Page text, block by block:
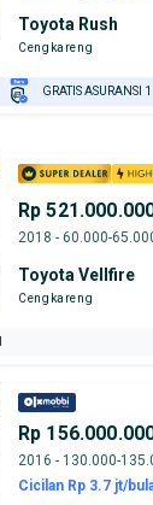
Toyota Rush
Cengkareng
GRATIS ASURANSI
Rp
2018 - 60.000-
Toyota Vellfire
Cengkareng
Rp
2016 - 130.000-
Cicilan Rp 3.7 jt/